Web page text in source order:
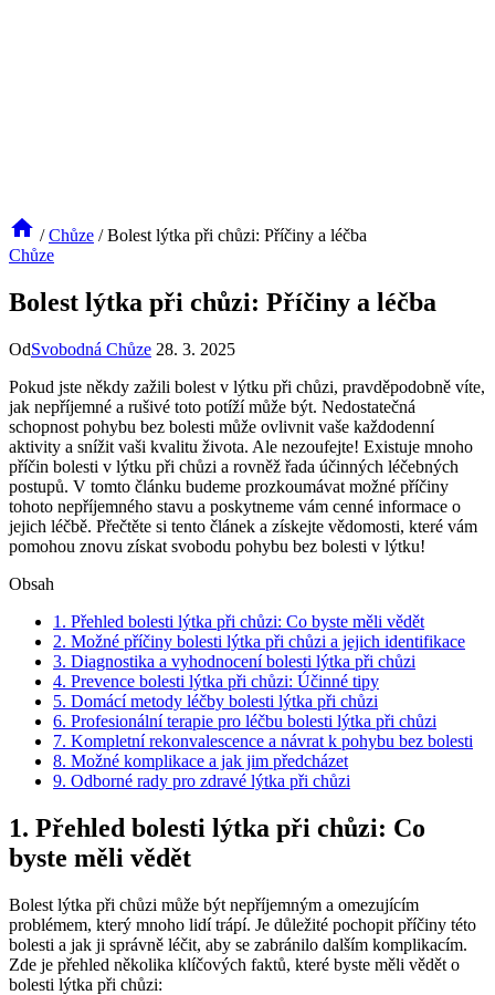
/ Chůze / Bolest lýtka při chůzi: Příčiny a léčba
Chůze
Bolest lýtka při chůzi: Příčiny a léčba
OdSvobodná Chůze 28. 3. 2025
Pokud jste někdy zažili bolest v lýtku při chůzi, pravděpodobně víte,
jak nepříjemné a rušivé toto potíží může být. Nedostatečná
schopnost pohybu bez bolesti může ovlivnit vaše každodenní
aktivity a snížit vaši kvalitu života. Ale nezoufejte! Existuje mnoho
příčin bolesti v lýtku při chůzi a rovněž řada účinných léčebných
postupů. V tomto článku budeme prozkoumávat možné příčiny
tohoto nepříjemného stavu a poskytneme vám cenné informace o
jejich léčbě. Přečtěte si tento článek a získejte vědomosti, které vám
pomohou znovu získat svobodu pohybu bez bolesti v lýtku!
Obsah
1. Přehled bolesti lýtka při chůzi: Co byste měli vědět
2. Možné příčiny bolesti lýtka při chůzi a jejich identifikace
3. Diagnostika a vyhodnocení bolesti lýtka při chůzi
4. Prevence bolesti lýtka při chůzi: Účinné tipy
5. Domácí metody léčby bolesti lýtka při chůzi
6. Profesionální terapie pro léčbu bolesti lýtka při chůzi
7. Kompletní rekonvalescence a návrat k pohybu bez bolesti
8. Možné komplikace a jak jim předcházet
9. Odborné rady pro zdravé lýtka při chůzi
1. Přehled bolesti lýtka při chůzi: Co
byste měli vědět
Bolest lýtka při chůzi může být nepříjemným a omezujícím
problémem, který mnoho lidí trápí. Je důležité pochopit příčiny této
bolesti a jak ji správně léčit, aby se zabránilo dalším komplikacím.
Zde je přehled několika klíčových faktů, které byste měli vědět o
bolesti lýtka při chůzi: